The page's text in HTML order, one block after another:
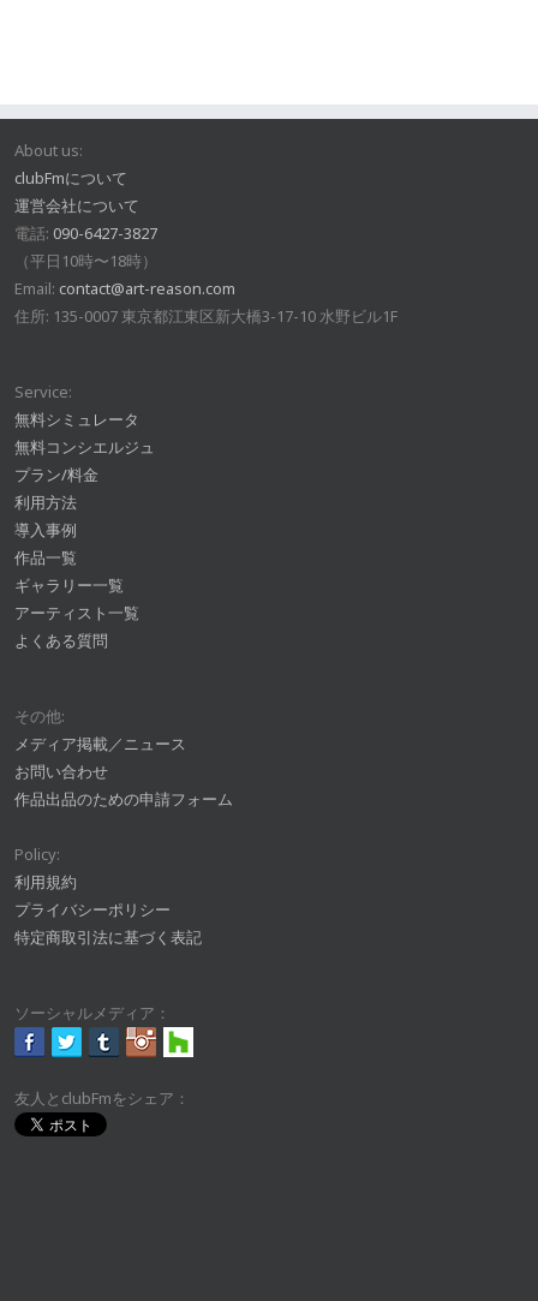
About us:
clubFmについて
運営会社について
電話: 090-6427-3827
（平日10時〜18時）
Email: contact@art-reason.com
住所: 135-0007 東京都江東区新大橋3-17-10 水野ビル1F
Service:
無料シミュレータ
無料コンシエルジュ
プラン/料金
利用方法
導入事例
作品一覧
ギャラリー一覧
アーティスト一覧
よくある質問
その他:
メディア掲載／ニュース
お問い合わせ
作品出品のための申請フォーム
Policy:
利用規約
プライバシーポリシー
特定商取引法に基づく表記
ソーシャルメディア：
友人とclubFmをシェア：